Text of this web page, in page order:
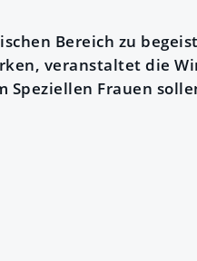
Bereich zu
veranstaltet die
Speziellen Frauen